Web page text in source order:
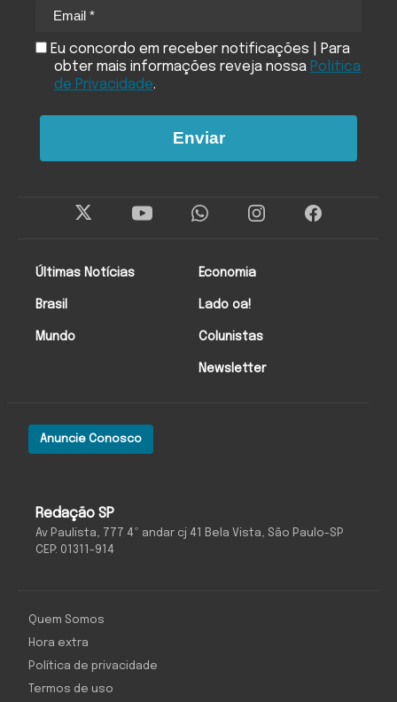
Redação SP
Av Paulista, 777 4º andar cj 41 Bela Vista, São Paulo-SP
CEP: 01311-914
Anuncie Conosco
Últimas Notícias
Brasil
Mundo
Economia
Lado oa!
Colunistas
Newsletter
Eu concordo em receber notificações | Para
obter mais informações reveja nossa Política
de Privacidade.
Enviar
Quem Somos
Hora extra
Política de privacidade
Termos de uso